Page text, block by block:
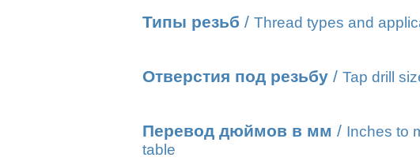
Типы резьб / Thread types and
Отверстия под резьбу / Tap drill
Перевод дюймов в мм / Inches to
table